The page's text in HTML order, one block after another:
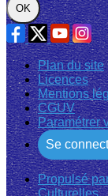
OK
Plan du site
Licences
Mentions
CGUV
Paramétrer
Se
Propulsé
Culturelles